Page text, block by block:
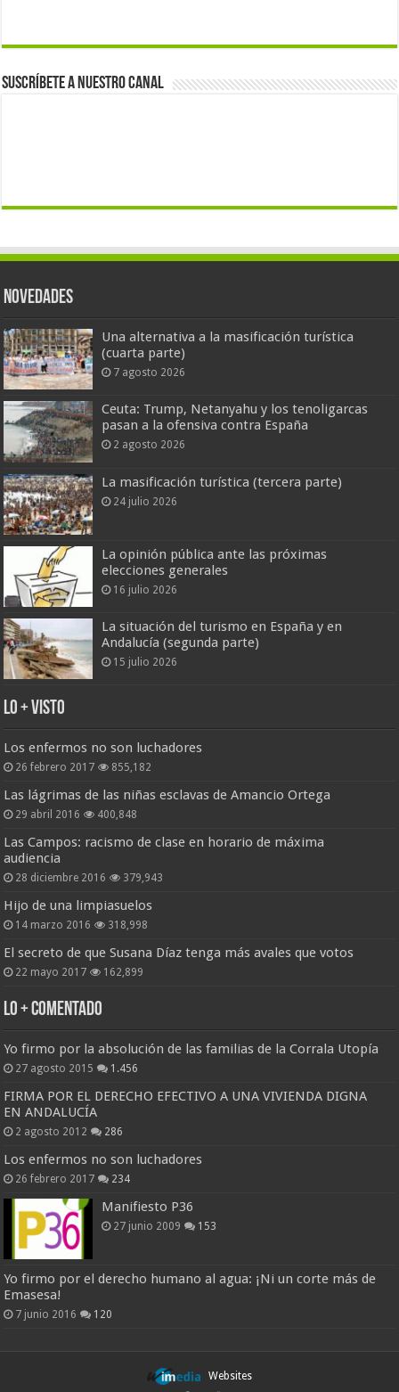
Suscríbete a nuestro canal
Novedades
Una alternativa a la masificación turística
(cuarta parte)
7 agosto 2026
Ceuta: Trump, Netanyahu y los tenoligarcas
pasan a la ofensiva contra España
2 agosto 2026
La masificación turística (tercera parte)
24 julio 2026
La opinión pública ante las próximas
elecciones generales
16 julio 2026
La situación del turismo en España y en
Andalucía (segunda parte)
15 julio 2026
Lo + Visto
Los enfermos no son luchadores
26 febrero 2017 855,182
Las lágrimas de las niñas esclavas de Amancio Ortega
29 abril 2016 400,848
Las Campos: racismo de clase en horario de máxima
audiencia
28 diciembre 2016 379,943
Hijo de una limpiasuelos
14 marzo 2016 318,998
El secreto de que Susana Díaz tenga más avales que votos
22 mayo 2017 162,899
Lo + Comentado
Yo firmo por la absolución de las familias de la Corrala Utopía
27 agosto 2015 1.456
FIRMA POR EL DERECHO EFECTIVO A UNA VIVIENDA DIGNA
EN ANDALUCÍA
2 agosto 2012 286
Los enfermos no son luchadores
26 febrero 2017 234
Manifiesto P36
27 junio 2009 153
Yo firmo por el derecho humano al agua: ¡Ni un corte más de
Emasesa!
7 junio 2016 120
Websites